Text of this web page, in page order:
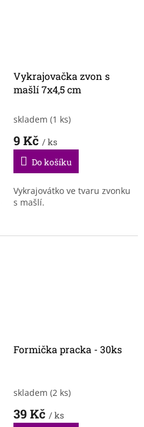
Vykrajovačka zvon s
mašlí 7x4,5 cm
skladem (1 ks)
9 Kč / ks
Do košíku
Vykrajovátko ve tvaru zvonku
s mašlí.
Formička pracka - 30ks
skladem (2 ks)
39 Kč / ks